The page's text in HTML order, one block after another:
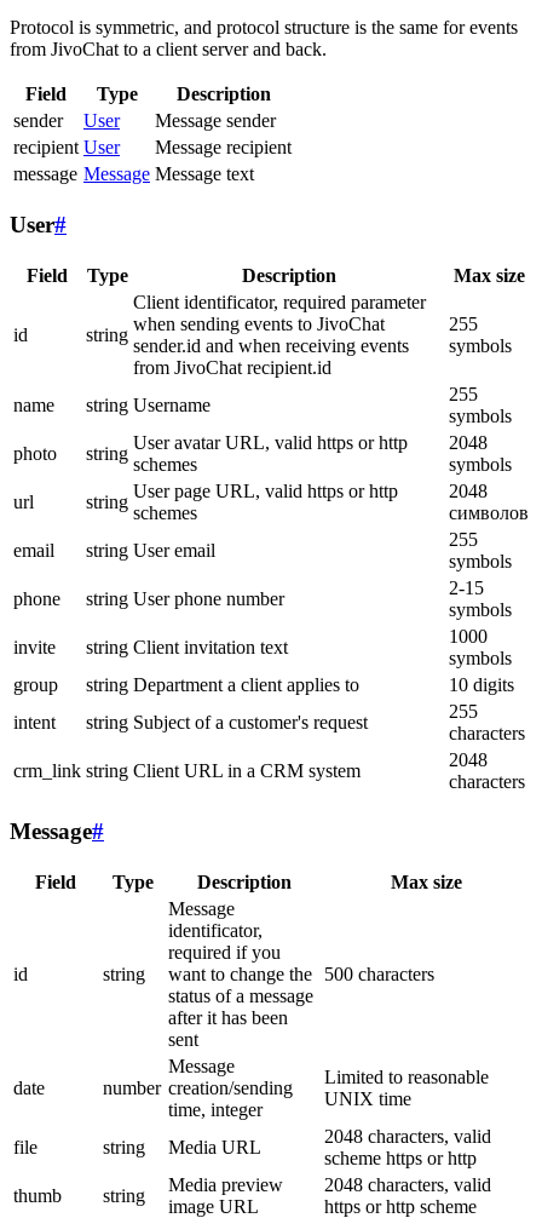
Protocol is symmetric, and protocol structure is the same for events
from JivoChat to a client server and back.
Field Type
Description
sender
User
Message sender
recipient User
Message recipient
message Message Message text
User#
Field Type Description Max size
id string
Client identificator, required parameter
when sending events to JivoChat
sender.id and when receiving events
from JivoChat recipient.id
255
symbols
name string Username
255
symbols
photo
string
User avatar URL, valid https or http
schemes
2048
symbols
url
string
User page URL, valid https or http
schemes
2048
символов
email
string User email
255
symbols
phone
string User phone number
2-15
symbols
invite
string Client invitation text
1000
symbols
group
string Department a client applies to
10 digits
intent
string Subject of a customer's request
255
characters
crm_link string Client URL in a CRM system
2048
characters
Message#
Field Type Description Max size
id string
Message
identificator,
required if you
want to change the
status of a message
after it has been
sent
500 characters
date number
Message
creation/sending
time, integer
Limited to reasonable
UNIX time
file string Media URL
2048 characters, valid
scheme https or http
thumb
string
Media preview
image URL
2048 characters, valid
https or http scheme